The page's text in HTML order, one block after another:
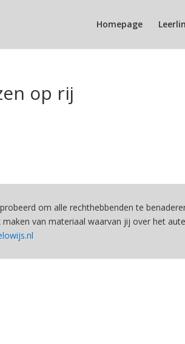
Homepage
op rij
om alle rechthebbenden te
van materiaal waarvan jij over het